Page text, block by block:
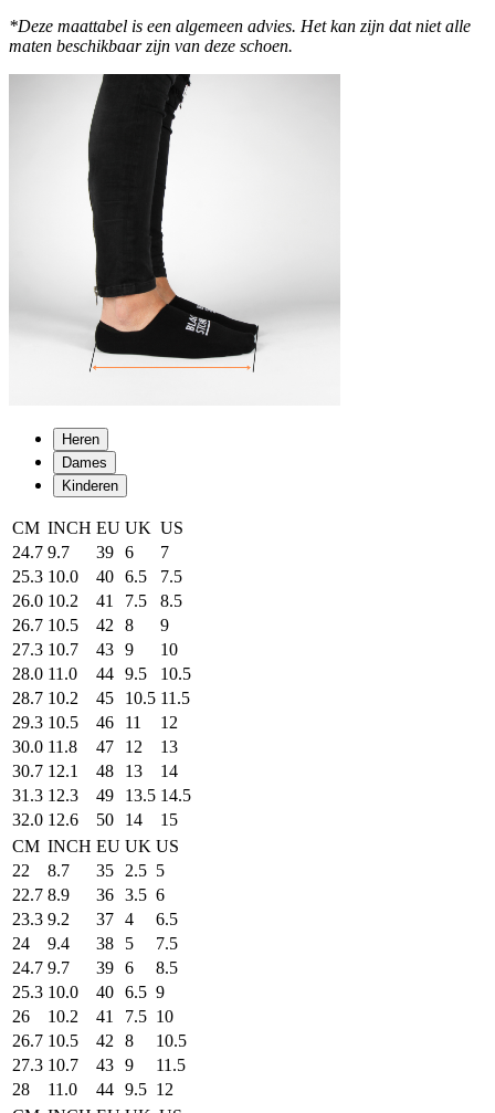
*Deze maattabel is een algemeen advies. Het kan zijn dat niet alle
maten beschikbaar zijn van deze schoen.
Heren
Dames
Kinderen
CM INCH EU UK US
24.7 9.7 39 6
7
25.3 10.0 40 6.5
7.5
26.0 10.2 41 7.5
8.5
26.7 10.5 42 8
9
27.3 10.7 43 9
10
28.0 11.0 44 9.5
10.5
28.7 10.2 45 10.5 11.5
29.3 10.5 46 11
12
30.0 11.8 47 12
13
30.7 12.1 48 13
14
31.3 12.3 49 13.5 14.5
32.0 12.6 50 14
15
CM INCH EU UK US
22
8.7 35 2.5 5
22.7 8.9 36 3.5 6
23.3 9.2 37 4
6.5
24
9.4 38 5
7.5
24.7 9.7 39 6
8.5
25.3 10.0 40 6.5 9
26
10.2 41 7.5 10
26.7 10.5 42 8
10.5
27.3 10.7 43 9
11.5
28
11.0 44 9.5 12